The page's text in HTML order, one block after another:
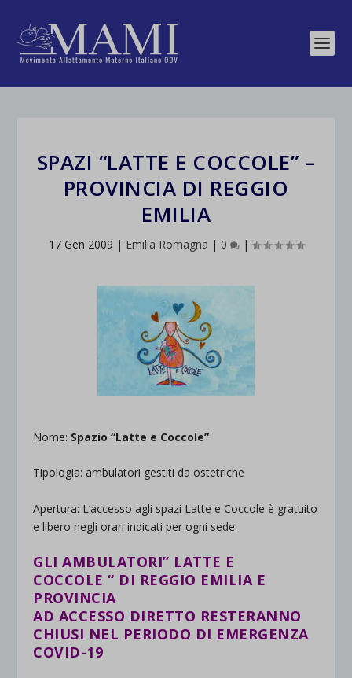
SPAZI “LATTE E COCCOLE” –
PROVINCIA DI REGGIO
EMILIA
17 Gen 2009 | Emilia Romagna | 0 |
Nome: Spazio “Latte e Coccole”
Tipologia: ambulatori gestiti da ostetriche
Apertura: L’accesso agli spazi Latte e Coccole è gratuito
e libero negli orari indicati per ogni sede.
GLI AMBULATORI” LATTE E
COCCOLE “ DI REGGIO EMILIA E
PROVINCIA
AD ACCESSO DIRETTO RESTERANNO
CHIUSI NEL PERIODO DI EMERGENZA
COVID-19